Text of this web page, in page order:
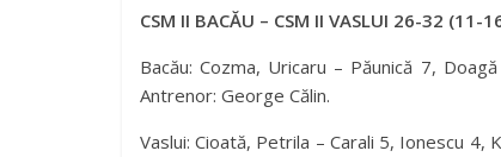
CSM II BACĂU – CSM II VASLUI 26-32 (11-
Bacău: Cozma, Uricaru – Păunică 7,
Antrenor: George Călin.
Vaslui: Cioată, Petrila – Carali 5, Ionescu 4,